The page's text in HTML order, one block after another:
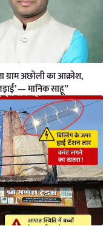
ग्राम अछोली का आक्रोश,
— मानिक साहू”